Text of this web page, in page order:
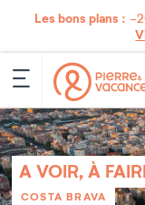
Les bons plans : -
A VOIR, À
COSTA BRAVA